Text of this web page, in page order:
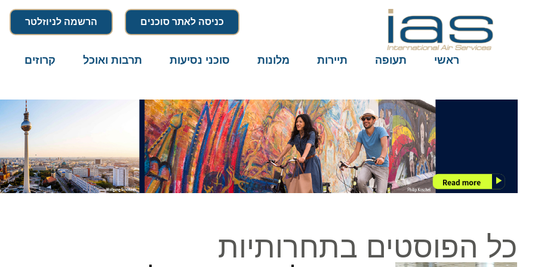
כניסה לאתר סוכנים הרשמה לניוזלטר
ראשי תעופה תיירות מלונות סוכני נסיעות תרבות ואוכל קרוזים
כל הפוסטים בתחרותיות